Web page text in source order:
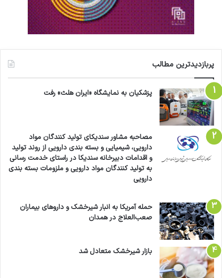
پربازدیدترین مطالب
پزشکیان به نمایشگاه «ایران هلث» رفت
مصاحبه مشاور سندیکای تولید کنندگان مواد
دارویی، شیمیایی و بسته بندی دارویی از روند تولید
و اقدامات دبیرخانه سندیکا در راستای خدمت رسانی
به تولید کنندگان مواد دارویی و ملزومات بسته بندی
دارویی
حمله آمریکا به انبار شیرخشک و داروهای بیماران
صعب‌العلاج در همدان
بازار شیرخشک متعادل شد